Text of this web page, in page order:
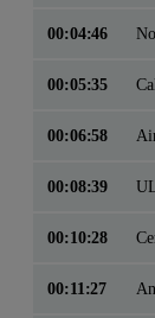
00:04:46
00:05:35
00:06:58
00:08:39
00:10:28
00:11:27